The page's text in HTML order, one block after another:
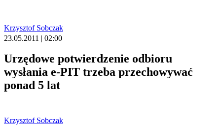
Krzysztof Sobczak
23.05.2011 | 02:00
Urzędowe potwierdzenie odbioru
wysłania e-PIT trzeba przechowywać
ponad 5 lat
Krzysztof Sobczak